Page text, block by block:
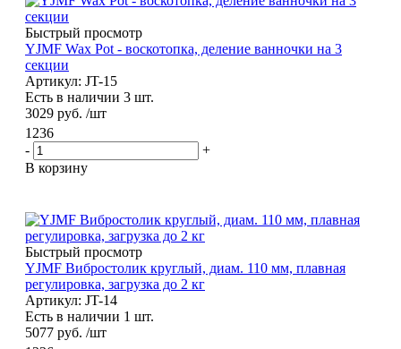
Быстрый просмотр
YJMF Wax Pot - воскотопка, деление ванночки на 3
секции
Артикул: JT-15
Есть в наличии 3 шт.
3029 руб. /шт
1236
-
+
В корзину
Быстрый просмотр
YJMF Вибростолик круглый, диам. 110 мм, плавная
регулировка, загрузка до 2 кг
Артикул: JT-14
Есть в наличии 1 шт.
5077 руб. /шт